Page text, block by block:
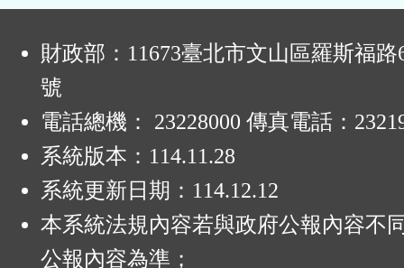
財政部：11673臺北市文山區羅斯福路
號
電話總機： 23228000 傳真電話：
系統版本： 114.11.28
系統更新日期： 114.12.12
本系統法規內容若與政府公報內容不
公報內容為準；